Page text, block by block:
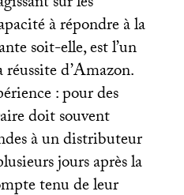
à répondre à la
soit-elle, est l’un
d’Amazon.
: pour des
doit souvent
à un distributeur
jours après la
tenu de leur